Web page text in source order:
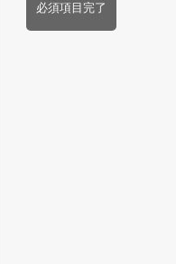
必須項目完了